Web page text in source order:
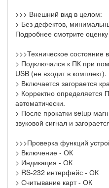
>>> Внешний вид в целом:
> Без дефектов,
Подробнее смотрите
>>>Техническое состояние
> Подключался к ПК при
USB (не входит в комплект).
> Включается загорается
> Корректно определяется
автоматически.
> После прокатки setup
звуковой сигнал и
>>>Проверка функций
> Включение - ОК
> Индикация - ОК
> RS-232 интерфейс - ОК
> Считывание карт - ОК